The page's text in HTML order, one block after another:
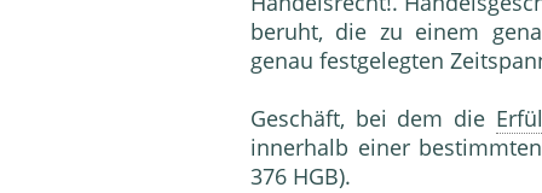
beruht, die zu einem
genau festgelegten
Geschäft, bei dem die
innerhalb einer
376 HGB).